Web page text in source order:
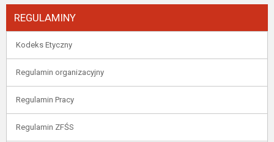
REGULAMINY
Kodeks Etyczny
Regulamin organizacyjny
Regulamin Pracy
Regulamin ZFŚS